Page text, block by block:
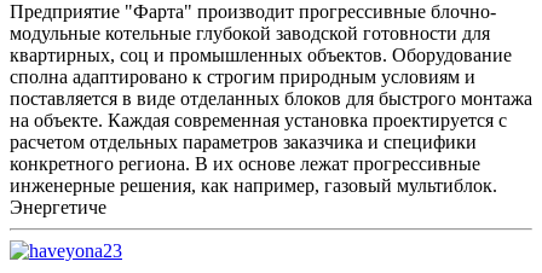
Предприятие "Фарта" производит прогрессивные блочно-
модульные котельные глубокой заводской готовности для
квартирных, соц и промышленных объектов. Оборудование
сполна адаптировано к строгим природным условиям и
поставляется в виде отделанных блоков для быстрого монтажа
на объекте. Каждая современная установка проектируется с
расчетом отдельных параметров заказчика и специфики
конкретного региона. В их основе лежат прогрессивные
инженерные решения, как например, газовый мультиблок.
Энергетиче